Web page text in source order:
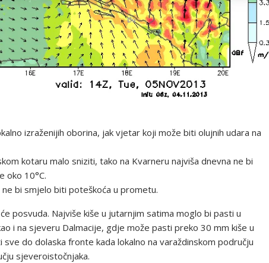
izraženijih oborina, jak vjetar koji može biti olujnih udara na
kotaru malo sniziti, tako na Kvarneru najviša dnevna ne bi
oko 10°C.
bi smjelo biti poteškoća u prometu.
posvuda. Najviše kiše u jutarnjim satima moglo bi pasti u
i na sjeveru Dalmacije, gdje može pasti preko 30 mm kiše u
do dolaska fronte kada lokalno na varaždinskom području
sjeveroistočnjaka.